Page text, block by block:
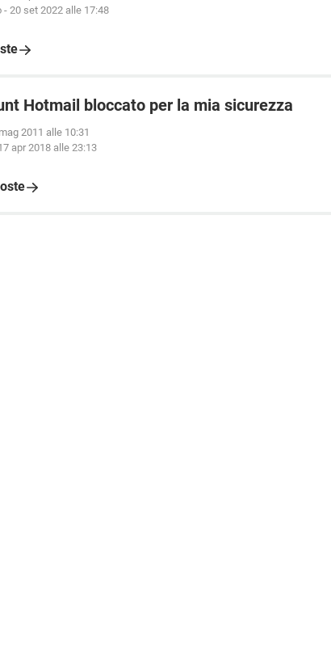
- 20 set 2022 alle 17:48
Hotmail bloccato per la mia sicurezza
2011 alle 10:31
apr 2018 alle 23:13